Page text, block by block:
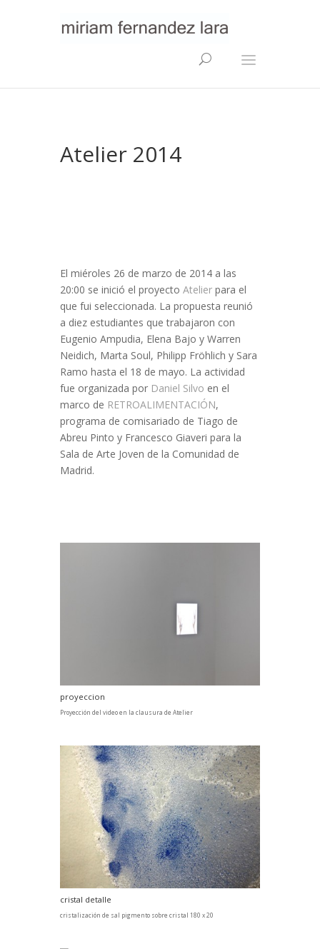
Atelier 2014
El miéroles 26 de marzo de 2014 a las
20:00 se inició el proyecto Atelier para el
que fui seleccionada. La propuesta reunió
a diez estudiantes que trabajaron con
Eugenio Ampudia, Elena Bajo y Warren
Neidich, Marta Soul, Philipp Fröhlich y Sara
Ramo hasta el 18 de mayo. La actividad
fue organizada por Daniel Silvo en el
marco de RETROALIMENTACIÓN,
programa de comisariado de Tiago de
Abreu Pinto y Francesco Giaveri para la
Sala de Arte Joven de la Comunidad de
Madrid.
proyeccion
Proyección del video en la clausura de Atelier
cristal detalle
cristalización de sal pigmento sobre cristal 180 x 20